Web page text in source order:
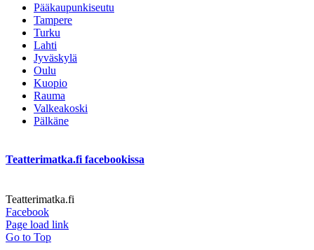
Pääkaupunkiseutu
Tampere
Turku
Lahti
Jyväskylä
Oulu
Kuopio
Rauma
Valkeakoski
Pälkäne
Teatterimatka.fi facebookissa
Teatterimatka.fi
Facebook
Page load link
Go to Top